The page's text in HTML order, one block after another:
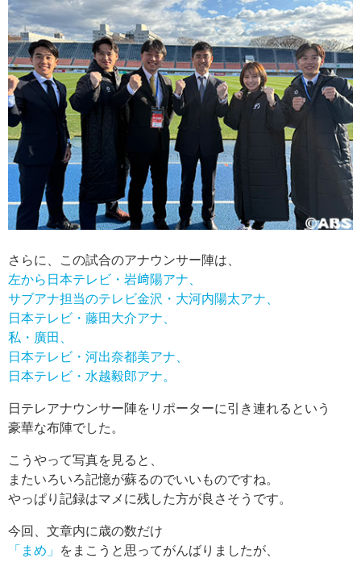
さらに、この試合のアナウンサー陣は、
左から日本テレビ・岩﨑陽アナ、
サブアナ担当のテレビ金沢・大河内陽太アナ、
日本テレビ・藤田大介アナ、
私・廣田、
日本テレビ・河出奈都美アナ、
日本テレビ・水越毅郎アナ。
日テレアナウンサー陣をリポーターに引き連れるという
豪華な布陣でした。
こうやって写真を見ると、
またいろいろ記憶が蘇るのでいいものですね。
やっぱり記録はマメに残した方が良さそうです。
今回、文章内に歳の数だけ
「まめ」 をまこうと思ってがんばりましたが、